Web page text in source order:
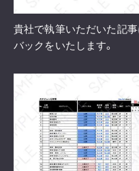
貴社で執筆いただいた記
バックをいたします。